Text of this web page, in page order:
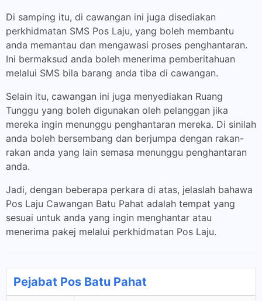
Di samping itu, di cawangan ini juga disediakan
perkhidmatan SMS Pos Laju, yang boleh membantu
anda memantau dan mengawasi proses penghantaran.
Ini bermaksud anda boleh menerima pemberitahuan
melalui SMS bila barang anda tiba di cawangan.
Selain itu, cawangan ini juga menyediakan Ruang
Tunggu yang boleh digunakan oleh pelanggan jika
mereka ingin menunggu penghantaran mereka. Di sinilah
anda boleh bersembang dan berjumpa dengan rakan-
rakan anda yang lain semasa menunggu penghantaran
anda.
Jadi, dengan beberapa perkara di atas, jelaslah bahawa
Pos Laju Cawangan Batu Pahat adalah tempat yang
sesuai untuk anda yang ingin menghantar atau
menerima pakej melalui perkhidmatan Pos Laju.
Pejabat Pos Batu Pahat